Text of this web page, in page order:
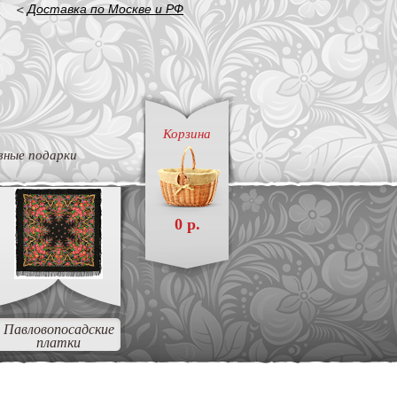
<Доставка по Москве и РФ
Корзина
0 р.
подарки
Павловопосадские
платки